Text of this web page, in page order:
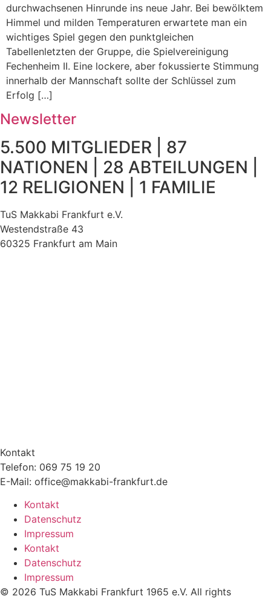
durchwachsenen Hinrunde ins neue Jahr. Bei bewölktem
Himmel und milden Temperaturen erwartete man ein
wichtiges Spiel gegen den punktgleichen
Tabellenletzten der Gruppe, die Spielvereinigung
Fechenheim II. Eine lockere, aber fokussierte Stimmung
innerhalb der Mannschaft sollte der Schlüssel zum
Erfolg […]
Newsletter
5.500 MITGLIEDER | 87
NATIONEN | 28 ABTEILUNGEN |
12 RELIGIONEN | 1 FAMILIE
TuS Makkabi Frankfurt e.V.
Westendstraße 43
60325 Frankfurt am Main
Kontakt
Telefon: 069 75 19 20
E-Mail: office@makkabi-frankfurt.de
Kontakt
Datenschutz
Impressum
Kontakt
Datenschutz
Impressum
© 2026 TuS Makkabi Frankfurt 1965 e.V. All rights